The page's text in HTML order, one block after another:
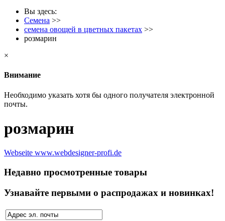
Вы здесь:
Семена >>
семена овощей в цветных пакетах >>
розмарин
×
Внимание
Необходимо указать хотя бы одного получателя электронной
почты.
розмарин
Webseite www.webdesigner-profi.de
Недавно просмотренные товары
Узнавайте первыми о распродажах и новинках!